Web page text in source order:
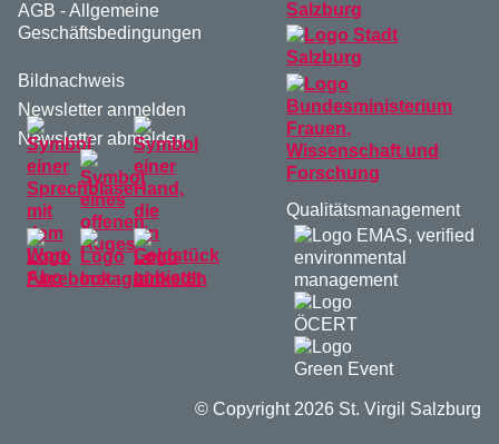
AGB - Allgemeine
Geschäftsbedingungen
Bildnachweis
Newsletter anmelden
Newsletter abmelden
Qualitätsmanagement
© Copyright 2026 St. Virgil Salzburg